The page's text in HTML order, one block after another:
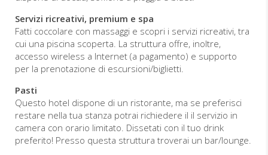
Servizi ricreativi, premium e spa
Fatti coccolare con massaggi e scopri i servizi ricreativi, tra
cui una piscina scoperta. La struttura offre, inoltre,
accesso wireless a Internet (a pagamento) e supporto
per la prenotazione di escursioni/biglietti.
Pasti
Questo hotel dispone di un ristorante, ma se preferisci
restare nella tua stanza potrai richiedere il il servizio in
camera con orario limitato. Dissetati con il tuo drink
preferito! Presso questa struttura troverai un bar/lounge.